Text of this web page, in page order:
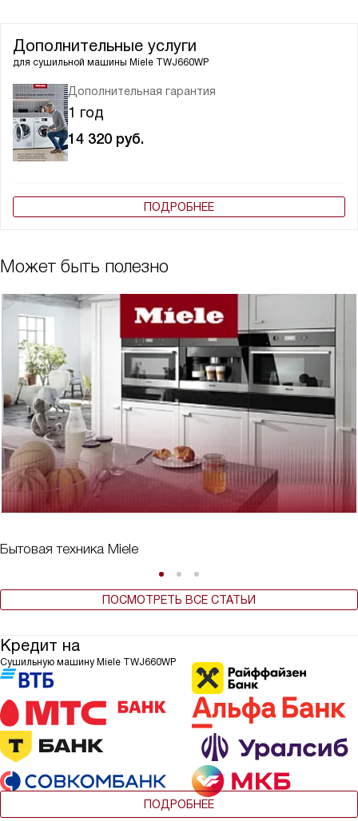
Дополнительные услуги
для сушильной машины Miele TWJ660WP
Дополнительная гарантия
1 год
14 320 руб.
ПОДРОБНЕЕ
Может быть полезно
Бытовая техника Miele
ПОСМОТРЕТЬ ВСЕ СТАТЬИ
Кредит на
Сушильную машину Miele TWJ660WP
ПОДРОБНЕЕ